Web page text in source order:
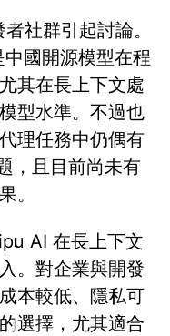
社群引起討論。
國開源模型在程
其在長上下文處
型水準。不過也
理任務中仍偶有
，且目前尚未有
。
AI 在長上下文
。對企業與開發
本較低、隱私可
選擇，尤其適合